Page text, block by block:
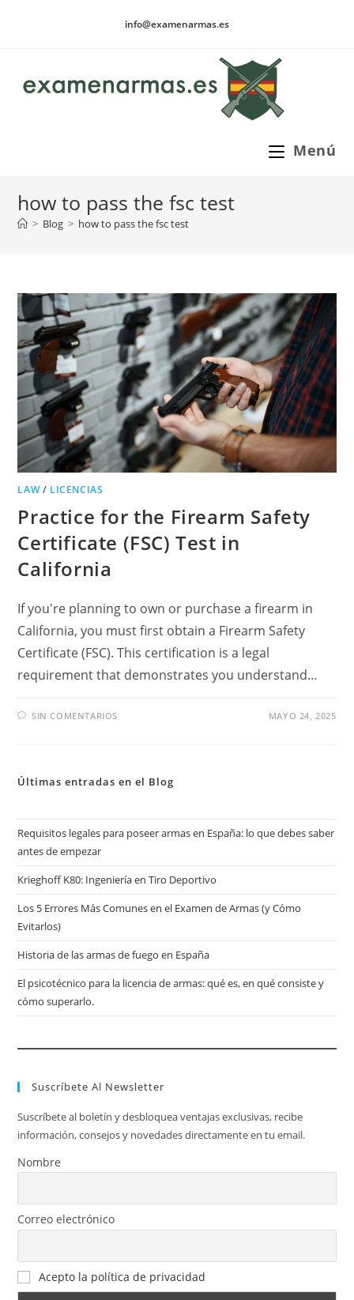
info@examenarmas.es
Menú
how to pass the fsc test
> Blog > how to pass the fsc test
LAW/ LICENCIAS
Practice for the Firearm Safety
Certificate (FSC) Test in
California
If you're planning to own or purchase a firearm in
California, you must first obtain a Firearm Safety
Certificate (FSC). This certification is a legal
requirement that demonstrates you understand…
SIN COMENTARIOS MAYO 24, 2025
Últimas entradas en el Blog
Requisitos legales para poseer armas en España: lo que debes saber
antes de empezar
Krieghoff K80: Ingeniería en Tiro Deportivo
Los 5 Errores Más Comunes en el Examen de Armas (y Cómo
Evitarlos)
Historia de las armas de fuego en España
El psicotécnico para la licencia de armas: qué es, en qué consiste y
cómo superarlo.
Suscríbete Al Newsletter
Suscríbete al boletín y desbloquea ventajas exclusivas, recibe
información, consejos y novedades directamente en tu email.
Nombre
Correo electrónico
Acepto la política de privacidad